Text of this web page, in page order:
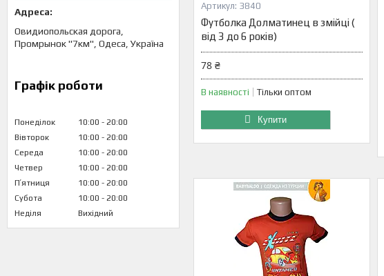
Овидиопольская дорога,
Промрынок "7км", Одеса, Україна
Графік роботи
Понеділок 10:00
20:00
Вівторок
10:00
20:00
Середа
10:00
20:00
Четвер
10:00
20:00
Пʼятниця
10:00
20:00
Субота
10:00
20:00
Неділя
Вихідний
3840
Футболка Долматинец в змійці (
від 3 до 6 років)
78 ₴
В наявності Тільки оптом
Купити